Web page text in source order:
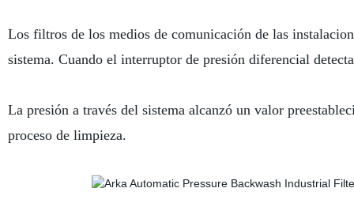
Los filtros de los medios de comunicación de las
sistema. Cuando el interruptor de presión diferencial
La presión a través del sistema alcanzó un valor
proceso de limpieza.